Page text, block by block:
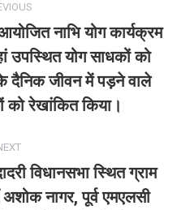
Previous
post:
नाभि योग कार्यक्रम
उपस्थित योग साधकों को
दैनिक जीवन में पड़ने वाले
को रेखांकित किया।
विधानसभा स्थित ग्राम
अशोक नागर, पूर्व एमएलसी